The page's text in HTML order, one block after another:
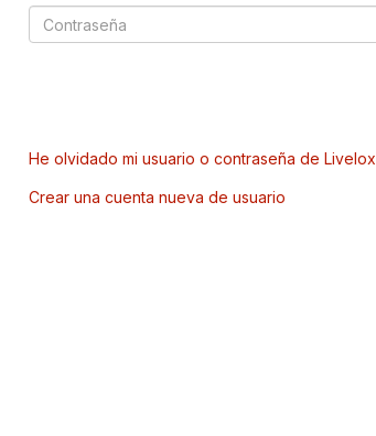
He olvidado mi usuario o contraseña de Livelox
Crear una cuenta nueva de usuario